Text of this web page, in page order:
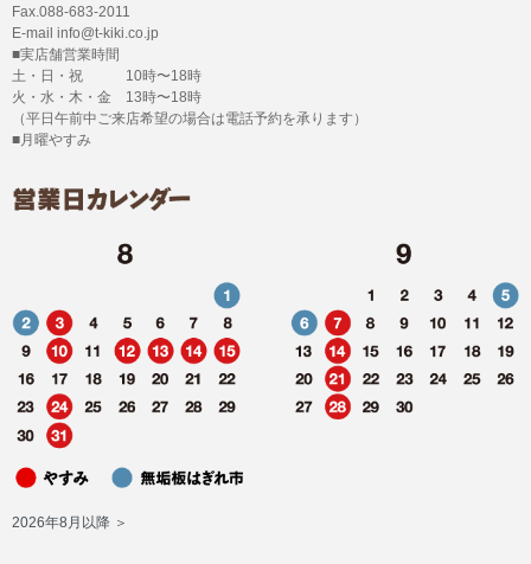
Fax.088-683-2011
E-mail info@t-kiki.co.jp
■実店舗営業時間
土・日・祝 10時〜18時
火・水・木・金 13時〜18時
（平日午前中ご来店希望の場合は電話予約を承ります）
■月曜やすみ
2026年8月以降 ＞